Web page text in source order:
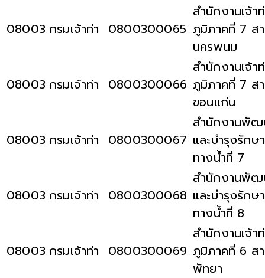
08003 กรมเจ้าท่า 0800300065
สำนักงานเจ้า
ภูมิภาคที่ 7 ส
นครพนม
08003 กรมเจ้าท่า 0800300066
สำนักงานเจ้า
ภูมิภาคที่ 7 ส
ขอนแก่น
08003 กรมเจ้าท่า 0800300067
สำนักงานพัฒ
และบำรุงรักษา
ทางน้ำที่ 7
08003 กรมเจ้าท่า 0800300068
สำนักงานพัฒ
และบำรุงรักษา
ทางน้ำที่ 8
08003 กรมเจ้าท่า 0800300069
สำนักงานเจ้า
ภูมิภาคที่ 6 ส
พัทยา